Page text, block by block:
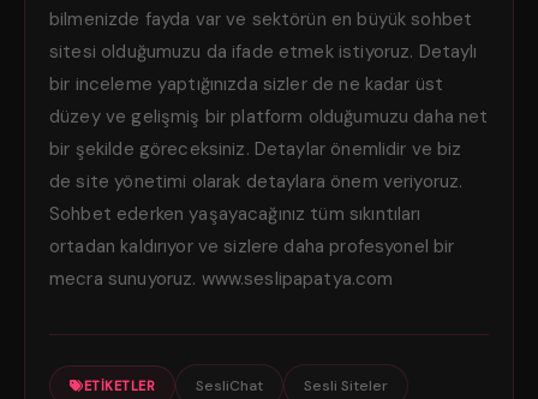
bilmenizde fayda var ve sektörün en büyük sohbet
sitesi olduğumuzu da ifade etmek istiyoruz. Detaylı
bir inceleme yaptığınızda sizler de ne kadar üst
düzey ve gelişmiş bir platform olduğumuzu daha net
bir şekilde göreceksiniz. Detaylar önemlidir ve biz
de site yönetimi olarak detaylara önem veriyoruz.
Sohbet ederken yaşayacağınız tüm sıkıntıları
ortadan kaldırıyor ve sizlere daha profesyonel bir
mecra sunuyoruz. www.seslipapatya.com
ETIKETLER SesliChat Sesli Siteler